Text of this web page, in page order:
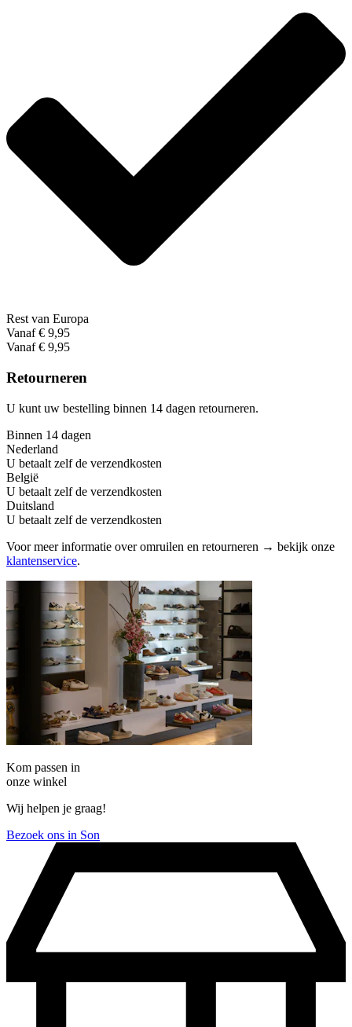
Rest van Europa
Vanaf € 9,95
Vanaf € 9,95
Retourneren
U kunt uw bestelling binnen 14 dagen retourneren.
Binnen 14 dagen
Nederland
U betaalt zelf de verzendkosten
België
U betaalt zelf de verzendkosten
Duitsland
U betaalt zelf de verzendkosten
Voor meer informatie over omruilen en retourneren → bekijk onze
klantenservice.
Kom passen in
onze winkel
Wij helpen je graag!
Bezoek ons in Son